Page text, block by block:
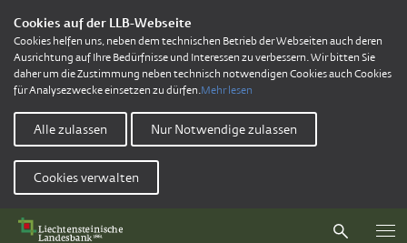
Cookies auf der LLB-Webseite
Cookies helfen uns, neben dem technischen Betrieb der Webseiten auch deren
Ausrichtung auf Ihre Bedürfnisse und Interessen zu verbessern. Wir bitten Sie
daher um die Zustimmung neben technisch notwendigen Cookies auch Cookies
für Analysezwecke einsetzen zu dürfen.Mehr lesen
Alle zulassen Nur Notwendige zulassen
Cookies verwalten